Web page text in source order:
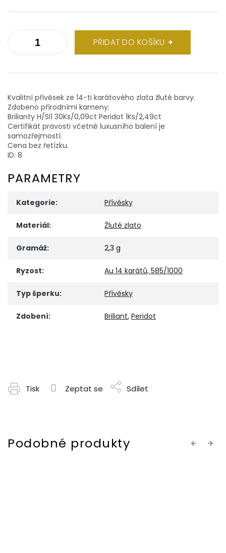
PŘIDAT DO KOŠÍKU
Kvalitní přívěsek ze 14-ti karátového zlata žluté barvy.
Zdobeno přírodními kameny:
Brilianty H/SI1 30Ks/0,09ct Peridot 1Ks/2,49ct
Certifikát pravosti včetně luxusního balení je
samozřejmostí.
Cena bez řetízku.
ID: 8
PARAMETRY
Kategorie: Přívěsky
Materiál: Žluté zlato
Gramáž: 2,3 g
Ryzost: Au 14 karátů, 585/1000
Typ šperku: Přívěsky
Zdobení: Briliant, Peridot
Tisk Zeptat se Sdílet
Previous
Next